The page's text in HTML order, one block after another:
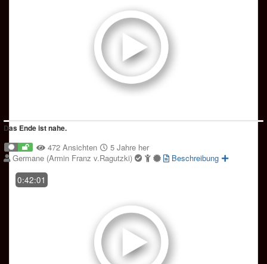
Das Ende ist nahe.
472 Ansichten
5 Jahre her
Germane (Armin Franz v.Ragutzki)
Beschreibung
0:42:01